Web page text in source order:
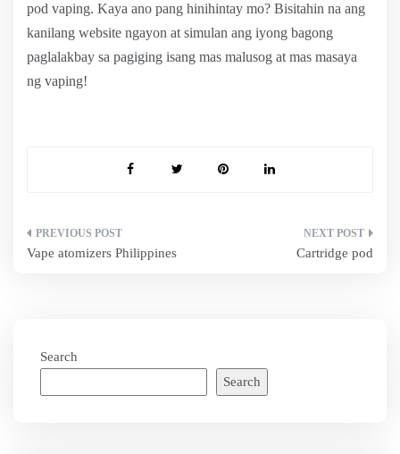
pod vaping. Kaya ano pang hinihintay mo? Bisitahin na ang
kanilang website ngayon at simulan ang iyong bagong
paglalakbay sa pagiging isang mas malusog at mas masaya
ng vaping!
Post
Vape atomizers Philippines Cartridge pod
Search
Search